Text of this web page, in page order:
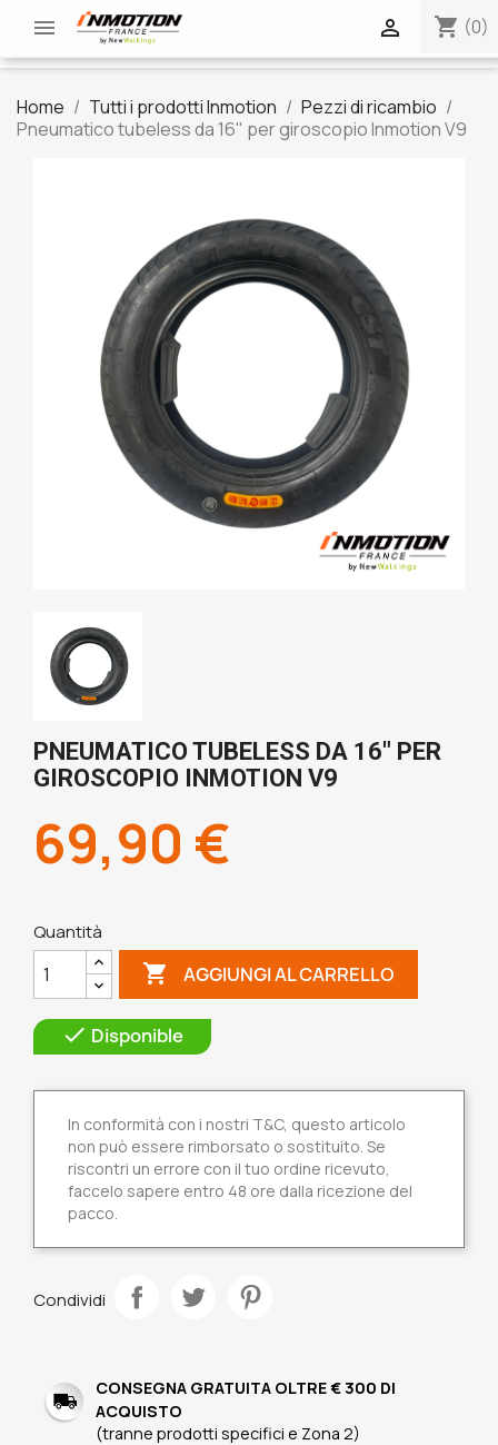
 shopping_cart (0)

Home Tutti i prodotti Inmotion
Pezzi di ricambio
Pneumatico tubeless da 16" per giroscopio Inmotion V9
PNEUMATICO TUBELESS DA 16" PER
GIROSCOPIO INMOTION V9
69,90 €
Quantità
 AGGIUNGI AL CARRELLO
 Disponible
In conformità con i nostri T&C, questo articolo
non può essere rimborsato o sostituito. Se
riscontri un errore con il tuo ordine ricevuto,
faccelo sapere entro 48 ore dalla ricezione del
pacco.
Condividi
CONSEGNA GRATUITA OLTRE € 300 DI
ACQUISTO
(tranne prodotti specifici e Zona 2)